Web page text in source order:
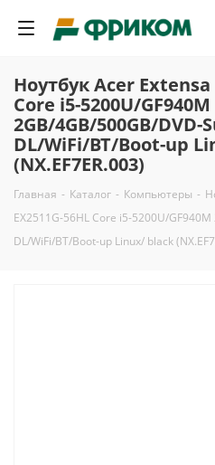
Ноутбук Acer Extensa
Core i5-5200U/GF940M
2GB/4GB/500GB/
DL/WiFi/BT/Boot-up
(NX.EF7ER.003)
Главная - Каталог - Компьютеры -
EX2511G-56HL Core i5-5200U/
DL/WiFi/BT/Boot-up Linux/ black